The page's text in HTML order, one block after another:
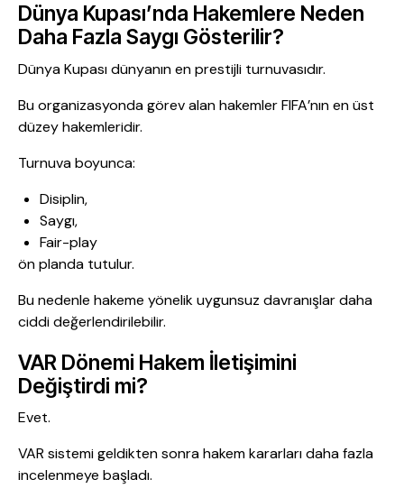
Dünya Kupası’nda Hakemlere Neden
Daha Fazla Saygı Gösterilir?
Dünya Kupası dünyanın en prestijli turnuvasıdır.
Bu organizasyonda görev alan hakemler FIFA’nın en üst
düzey hakemleridir.
Turnuva boyunca:
Disiplin,
Saygı,
Fair-play
ön planda tutulur.
Bu nedenle hakeme yönelik uygunsuz davranışlar daha
ciddi değerlendirilebilir.
VAR Dönemi Hakem İletişimini
Değiştirdi mi?
Evet.
VAR sistemi geldikten sonra hakem kararları daha fazla
incelenmeye başladı.